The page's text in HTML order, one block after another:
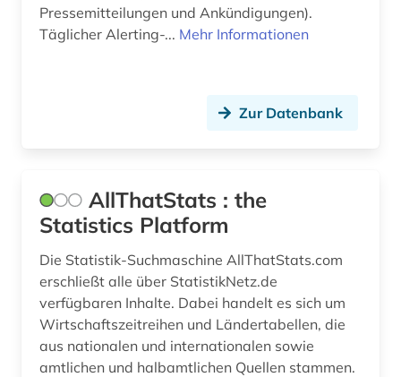
elektronisches buch (10)
energieeffizienz (1)
energiepolitik (1)
energieversorgung (2)
engagement (1)
Pressemitteilungen und Ankündigungen).
Täglicher Alerting-... Mehr Informationen
Zur Datenbank
AllThatStats : the
Statistics Platform
Die Statistik-Suchmaschine AllThatStats.com
erschließt alle über StatistikNetz.de
verfügbaren Inhalte. Dabei handelt es sich um
Wirtschaftszeitreihen und Ländertabellen, die
aus nationalen und internationalen sowie
amtlichen und halbamtlichen Quellen stammen.